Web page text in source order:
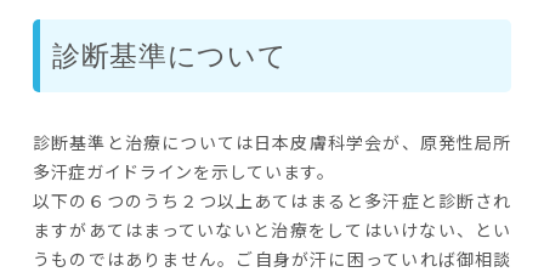
診断基準について
診断基準と治療については日本皮膚科学会が、原発性局所
多汗症ガイドラインを示しています。
以下の６つのうち２つ以上あてはまると多汗症と診断され
ますがあてはまっていないと治療をしてはいけない、とい
うものではありません。ご自身が汗に困っていれば御相談